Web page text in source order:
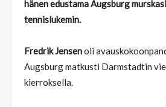
hänen edustama Augsburg
tennislukemin.
Fredrik Jensenoli
Augsburg matkusti Darmstadtin
kierroksella.